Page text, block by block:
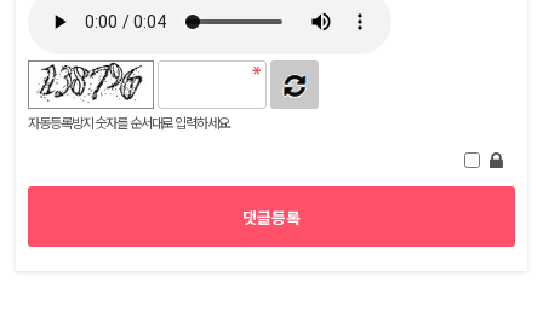
자동등록방지 숫자를 순서대로 입력하세요.